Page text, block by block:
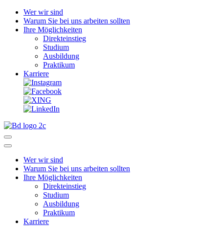
Wer wir sind
Warum Sie bei uns arbeiten sollten
Ihre Möglichkeiten
Direkteinstieg
Studium
Ausbildung
Praktikum
Karriere
Wer wir sind
Warum Sie bei uns arbeiten sollten
Ihre Möglichkeiten
Direkteinstieg
Studium
Ausbildung
Praktikum
Karriere